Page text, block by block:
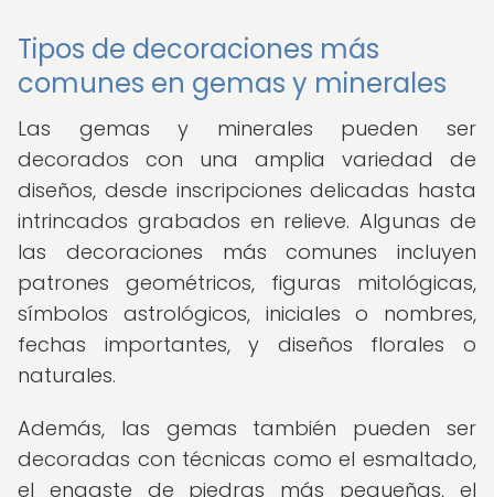
Tipos de decoraciones más
comunes en gemas y minerales
Las gemas y minerales pueden ser
decorados con una amplia variedad de
diseños, desde inscripciones delicadas hasta
intrincados grabados en relieve. Algunas de
las decoraciones más comunes incluyen
patrones geométricos, figuras mitológicas,
símbolos astrológicos, iniciales o nombres,
fechas importantes, y diseños florales o
naturales.
Además, las gemas también pueden ser
decoradas con técnicas como el esmaltado,
el engaste de piedras más pequeñas, el